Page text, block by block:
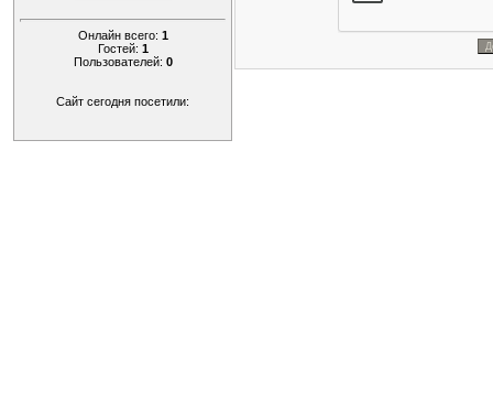
Онлайн всего: 1
Гостей: 1
Пользователей: 0
Сайт сегодня посетили: